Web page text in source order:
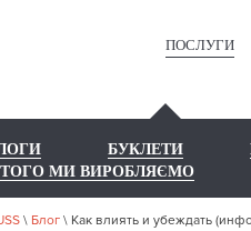
ПОСЛУГИ
БУКЛЕТИ
ТОГО МИ ВИРОБЛЯЄМО
\ Блог \ Как влиять и убеждать